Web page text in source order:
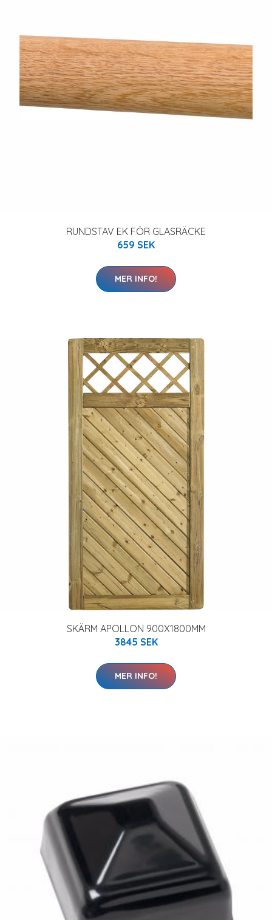
RUNDSTAV EK FÖR GLASRÄCKE
659 SEK
MER INFO!
SKÄRM APOLLON 900X1800MM
3845 SEK
MER INFO!